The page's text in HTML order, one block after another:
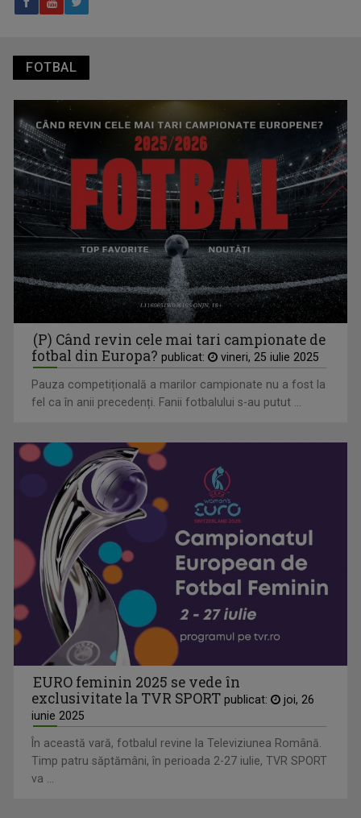
Tenis internațional la Târgu Mureș! TVR Sport transmite
TVR Sport transmite în direct semifinalele și finalele
Campionatelor Europene de canotaj de la Varese
FOTBAL
(P) Când revin cele mai tari campionate de
fotbal din Europa? publicat: vineri, 25 iulie 2025
Pauza competițională a marilor campionate nu a fost la
fel ca în anii precedenți. Fanii fotbalului s-au putut ...
EURO feminin 2025 se vede în
exclusivitate la TVR SPORT publicat:
joi, 26
iunie 2025
În această vară, fotbalul revine la Televiziunea Română.
Timp patru săptămâni, în perioada 2-27 iulie, TVR SPORT
va ...